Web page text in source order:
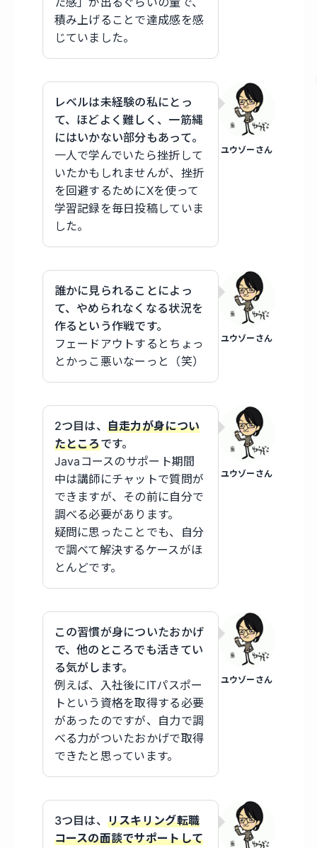
積み上げることで達成感を感
じていました。
ユウゾーさん
レベルは未経験の私にとっ
て、ほどよく難しく、一筋縄
にはいかない部分もあって。
一人で学んでいたら挫折して
いたかもしれませんが、挫折
を回避するためにXを使って
学習記録を毎日投稿していま
した。
ユウゾーさん
誰かに見られることによっ
て、やめられなくなる状況を
作るという作戦です。
フェードアウトするとちょっ
とかっこ悪いなーっと（笑）
ユウゾーさん
2つ目は、 自走力が身につい
たところです。
Javaコースのサポート期間
中は講師にチャットで質問が
できますが、その前に自分で
調べる必要があります。
疑問に思ったことでも、自分
で調べて解決するケースがほ
とんどです。
ユウゾーさん
この習慣が身についたおかげ
で、他のところでも活きてい
る気がします。
例えば、入社後にITパスポー
トという資格を取得する必要
があったのですが、自力で調
べる力がついたおかげで取得
できたと思っています。
3つ目は、 リスキリング転職
コースの面談でサポートして